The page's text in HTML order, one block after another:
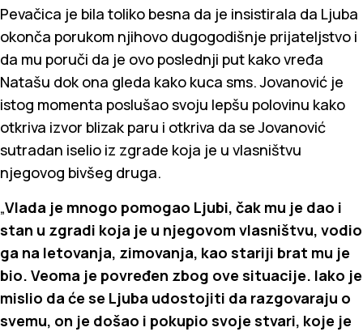
Pevačica je bila toliko besna da je insistirala da Ljuba
okonča porukom njihovo dugogodišnje prijateljstvo i
da mu poruči da je ovo poslednji put kako vređa
Natašu dok ona gleda kako kuca sms. Jovanović je
istog momenta poslušao svoju lepšu polovinu kako
otkriva izvor blizak paru i otkriva da se Jovanović
sutradan iselio iz zgrade koja je u vlasništvu
njegovog bivšeg druga.
„Vlada je mnogo pomogao Ljubi, čak mu je dao i
stan u zgradi koja je u njegovom vlasništvu, vodio
ga na letovanja, zimovanja, kao stariji brat mu je
bio. Veoma je povređen zbog ove situacije. Iako je
mislio da će se Ljuba udostojiti da razgovaraju o
svemu, on je došao i pokupio svoje stvari, koje je